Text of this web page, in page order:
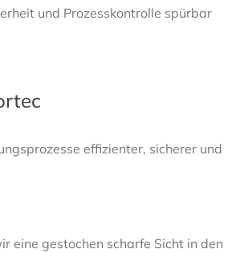
und Prozesskontrolle spürbar
effizienter, sicherer und
eine gestochen scharfe Sicht in den